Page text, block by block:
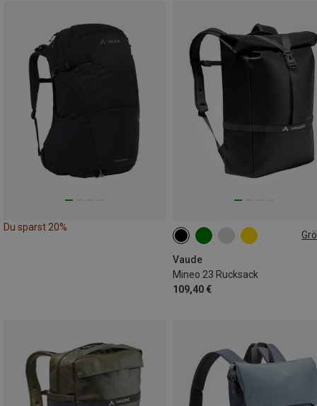
Du sparst 20%
Vaude
Mineo 23 Rucksack
109,40 €
23L